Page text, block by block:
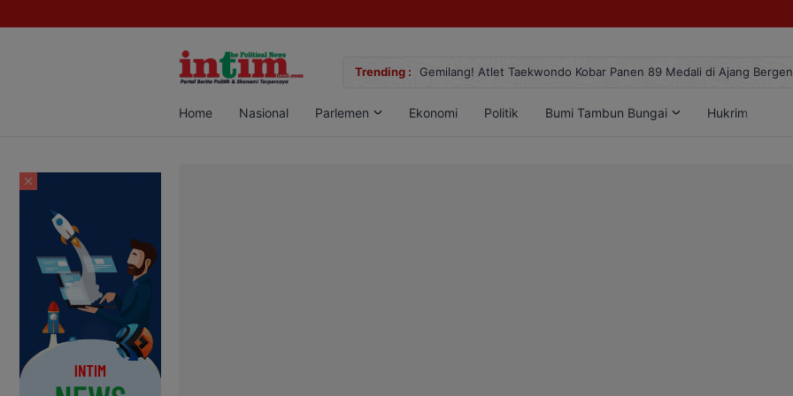
Trending :
Sabu di Pangkalan Bun, Dua Pelaku Diamankan Gemilang! Atlet Taekwondo Kobar Panen 89 Medali di Ajang
Home Nasional Parlemen Ekonomi Politik Bumi Tambun Bungai Hukrim